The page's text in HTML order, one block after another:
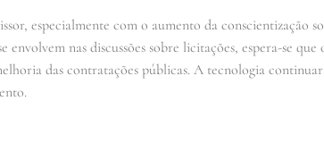
especialmente com o aumento da conscientização
envolvem nas discussões sobre licitações, espera-se
das contratações públicas. A tecnologia